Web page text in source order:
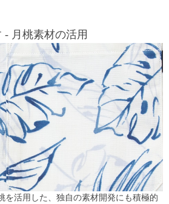
月桃素材の活用
を活用した、独自の素材開発にも積極的